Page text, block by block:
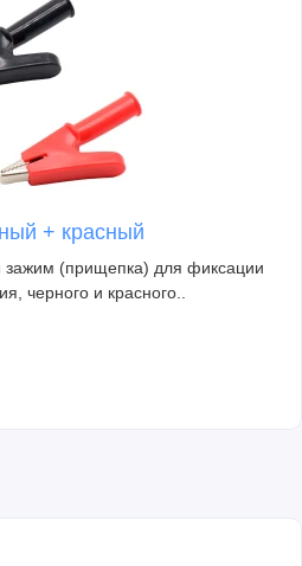
+ красный
зажим (прищепка) для фиксации
черного и красного..